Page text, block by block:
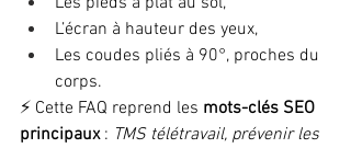
L’écran à hauteur des yeux,
Les coudes pliés à 90°, proches du
corps.
⚡ Cette FAQ reprend les mots-clés SEO
principaux : TMS télétravail, prévenir les